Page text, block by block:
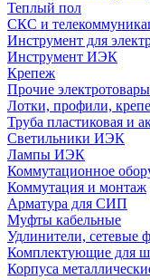
Теплый пол
СКС и
Инструмент для
Инструмент ИЭК
Крепеж
Прочие электротовары
Лотки, профили,
Труба пластиковая и
Светильники ИЭК
Лампы ИЭК
Коммутационное
Коммутация и монтаж
Арматура для СИП
Муфты кабельные
Удлинители, сетевые
Комплектующие для
Корпуса